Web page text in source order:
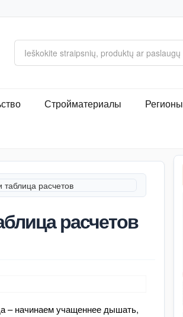
Стройматериалы Регионы
расчетов
расчетов
– начинаем учащеннее дышать,